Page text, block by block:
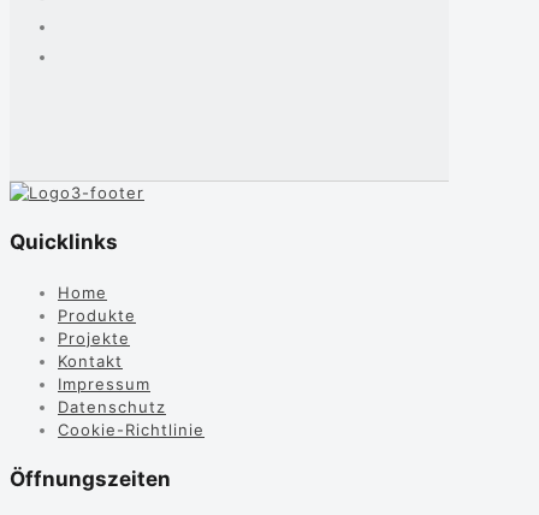
Quicklinks
Home
Produkte
Projekte
Kontakt
Impressum
Datenschutz
Cookie-Richtlinie
Öffnungszeiten